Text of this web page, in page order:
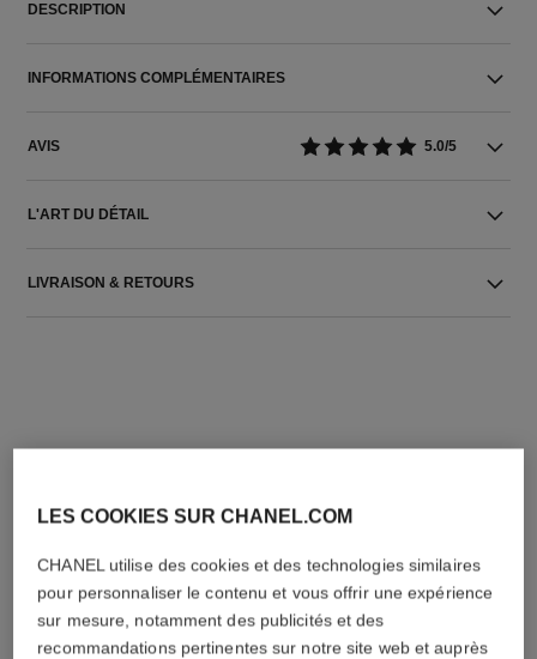
DESCRIPTION
INFORMATIONS COMPLÉMENTAIRES
AVIS 5.0/5
L'ART DU DÉTAIL
LIVRAISON & RETOURS
LES COOKIES SUR CHANEL.COM
CHANEL utilise des cookies et des technologies similaires
pour personnaliser le contenu et vous offrir une expérience
sur mesure, notamment des publicités et des
recommandations pertinentes sur notre site web et auprès